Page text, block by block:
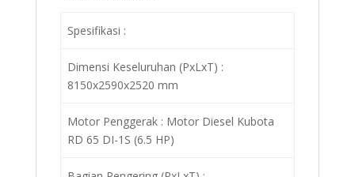
Spesifikasi :
Dimensi Keseluruhan (PxLxT) :
8150x2590x2520 mm
Motor Penggerak : Motor Diesel Kubota
RD 65 DI-1S (6.5 HP)